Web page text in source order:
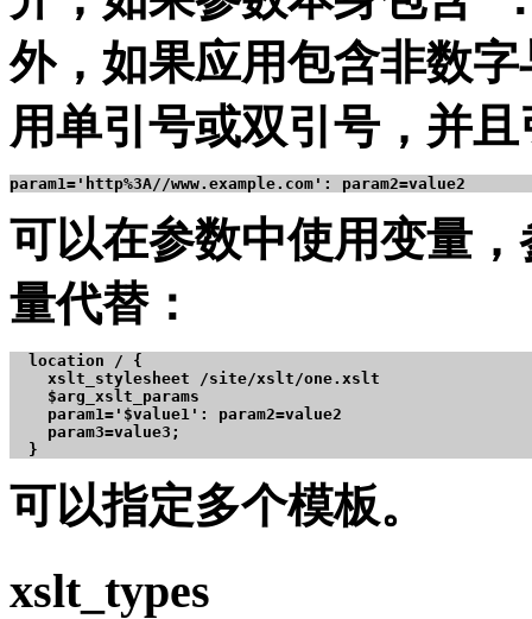
外，如果应用包含非数
用单引号或双引号，并
param1='http%3A//www.example.com': param2=value2
可以在参数中使用变量
量代替：
  location / {
    xslt_stylesheet /site/xslt/one.xslt
    $arg_xslt_params
    param1='$value1': param2=value2
    param3=value3;
  }
可以指定多个模板。
xslt_types